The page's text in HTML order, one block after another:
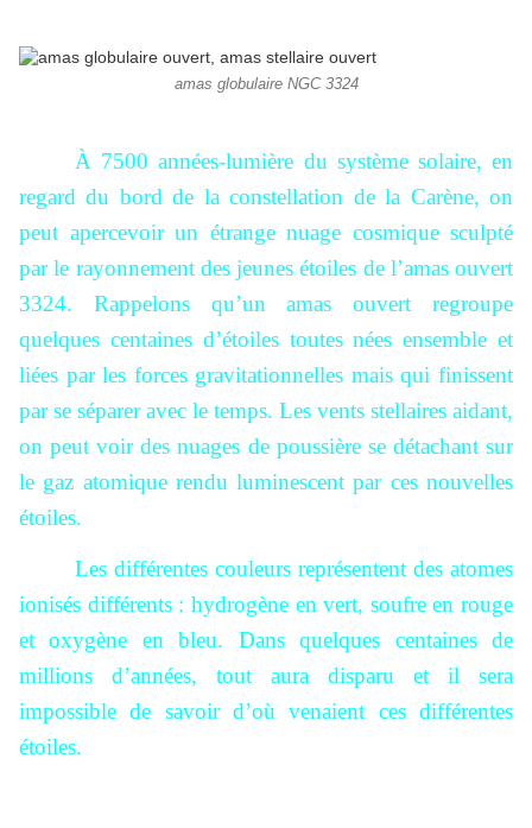
amas globulaire NGC 3324
À 7500 années-lumière du système solaire, en
regard du bord de la constellation de la Carène, on
peut apercevoir un étrange nuage cosmique sculpté
par le rayonnement des jeunes étoiles de l’amas ouvert
3324. Rappelons qu’un amas ouvert regroupe
quelques centaines d’étoiles toutes nées ensemble et
liées par les forces gravitationnelles mais qui finissent
par se séparer avec le temps. Les vents stellaires aidant,
on peut voir des nuages de poussière se détachant sur
le gaz atomique rendu luminescent par ces nouvelles
étoiles.
Les différentes couleurs représentent des atomes
ionisés différents : hydrogène en vert, soufre en rouge
et oxygène en bleu. Dans quelques centaines de
millions d’années, tout aura disparu et il sera
impossible de savoir d’où venaient ces différentes
étoiles.